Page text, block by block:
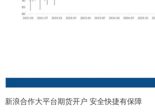
新浪合作大平台期货开户 安全快捷有保障